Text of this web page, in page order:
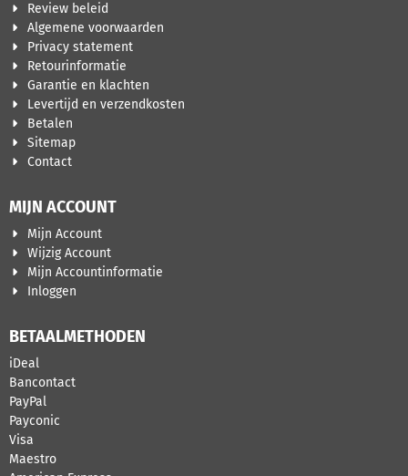
Review beleid
Algemene voorwaarden
Privacy statement
Retourinformatie
Garantie en klachten
Levertijd en verzendkosten
Betalen
Sitemap
Contact
MIJN ACCOUNT
Mijn Account
Wijzig Account
Mijn Accountinformatie
Inloggen
BETAALMETHODEN
iDeal
Bancontact
PayPal
Payconic
Visa
Maestro